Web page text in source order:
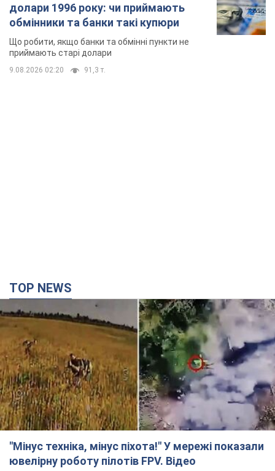
долари 1996 року: чи приймають
обмінники та банки такі купюри
Що робити, якщо банки та обмінні пункти не
приймають старі долари
9.08.2026 02:20 91,3 т.
TOP NEWS
"Мінус техніка, мінус піхота!" У мережі показали
ювелірну роботу пілотів FPV. Відео